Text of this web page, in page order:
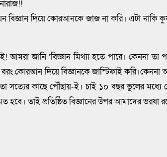
বিজ্ঞান দিয়ে কোরআনকে জাজ না করি। এটা নাকি
আমরা জানি ‘বিজ্ঞান মিথ্যা হতে পারে। কেননা তা
কোরআন দিয়ে বিজ্ঞানকে জাস্টিফাই করি।কেননা
কাছে পৌঁছায়-ই। চাই ১০ বছর ভুলের মধ্যে
তাই প্রতিষ্ঠিত বিজ্ঞানের উপর আমাদের ভরষা